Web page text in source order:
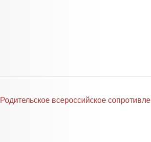
Родительское всероссийское